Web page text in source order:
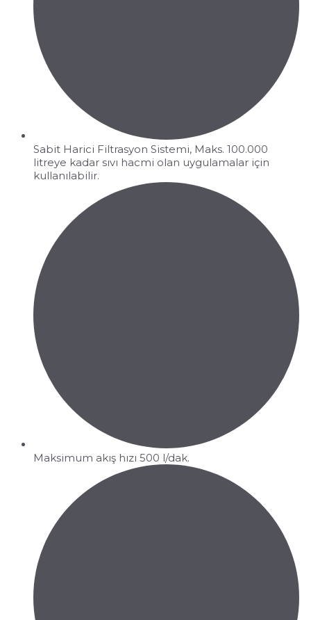
Sabit Harici Filtrasyon Sistemi, Maks. 100.000
litreye kadar sıvı hacmi olan uygulamalar için
kullanılabilir.
Maksimum akış hızı 500 l/dak.